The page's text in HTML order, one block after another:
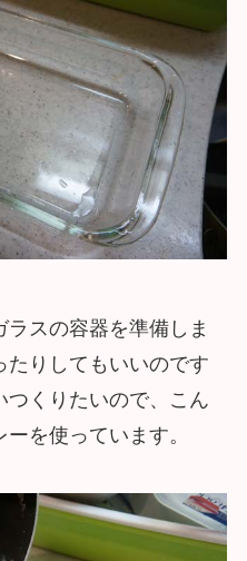
スの容器を準備しま
りしてもいいのです
つくりたいので、こん
を使っています。